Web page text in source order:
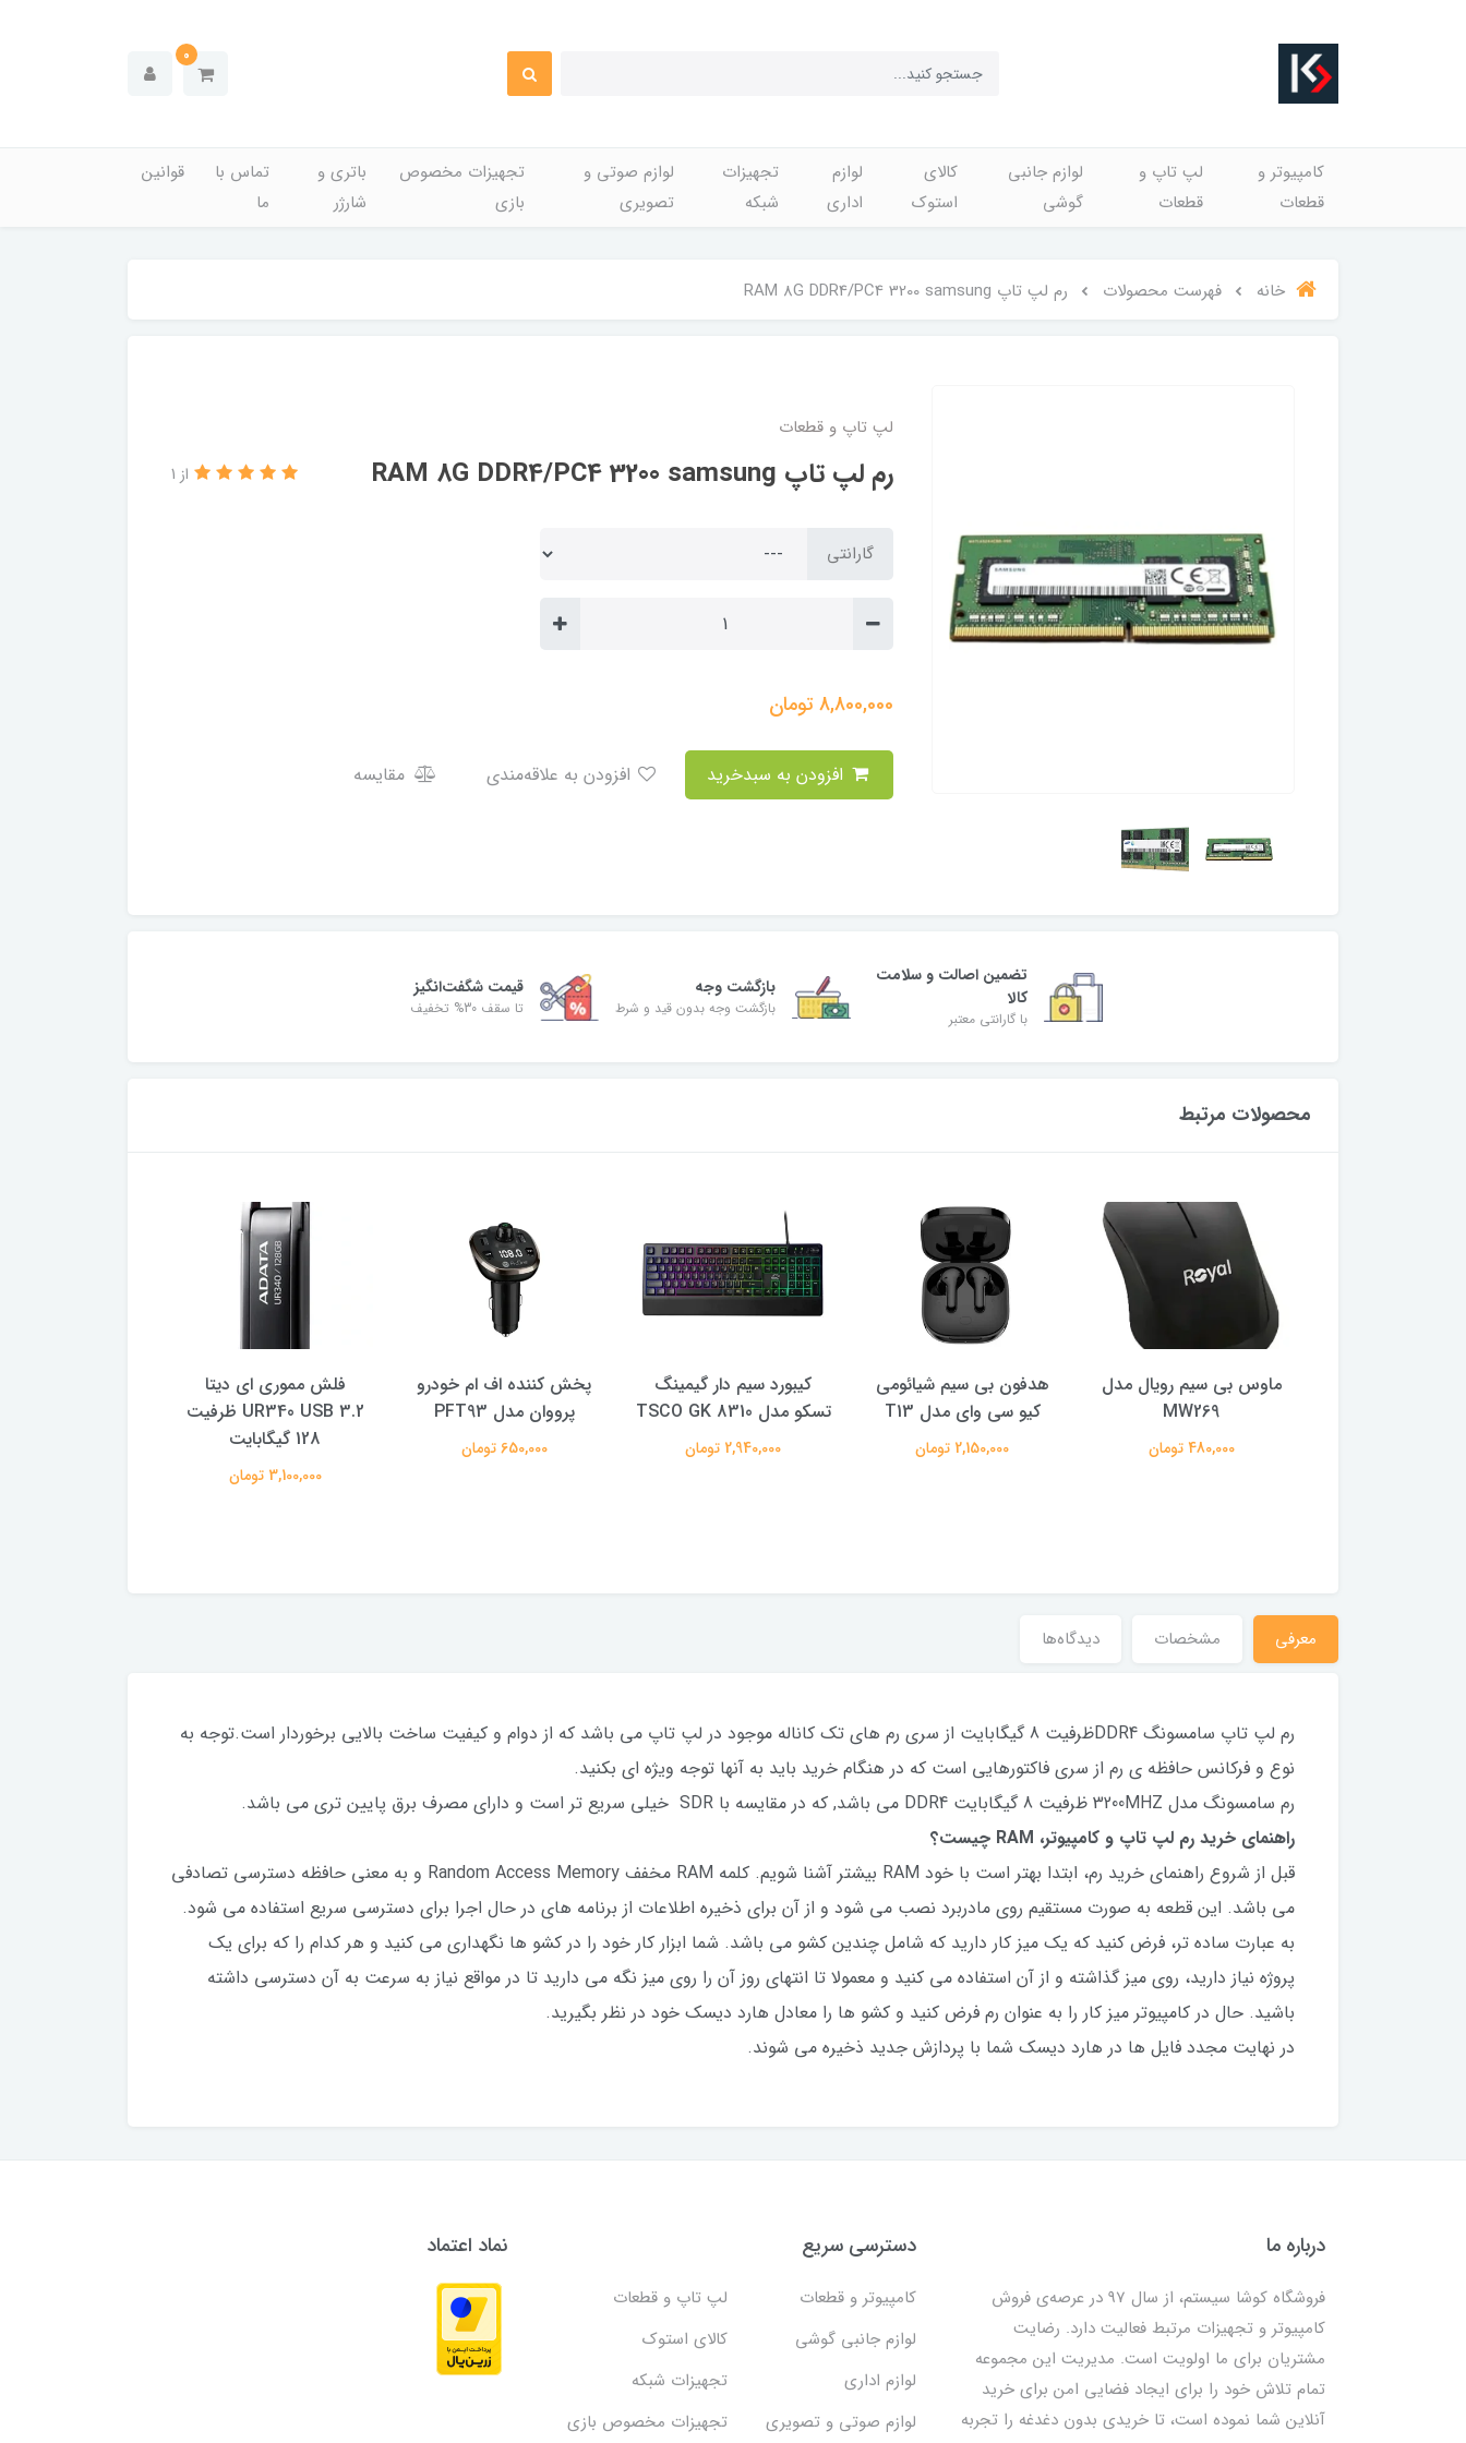
0
کامپیوتر و
قطعات
لپ تاپ و
قطعات
لوازم جانبی
گوشی
کالای
استوک
لوازم
اداری
تجهیزات
شبکه
لوازم صوتی و
تصویری
تجهیزات مخصوص
بازی
باتری و
شارژر
تماس با
ما
قوانین
خانه فهرست محصولات رم لپ تاپ RAM 8G DDR4/PC4 3200 samsung
لپ تاپ و قطعات
رم لپ تاپ RAM 8G DDR4/PC4 3200 samsung از 1
گارانتی
8,800,000تومان
مقایسه
تضمین اصالت و سلامت
کالا
با گارانتی معتبر
بازگشت وجه
بازگشت وجه بدون قید و شرط
قیمت شگفت‌انگیز
تا سقف 30% تخفیف
محصولات مرتبط
ماوس بی سیم رویال مدل
MW269
480,000 تومان
هدفون بی سیم شیائومی
کیو سی وای مدل T13
2,150,000 تومان
کیبورد سیم دار گیمینگ
تسکو مدل TSCO GK 8310
2,940,000 تومان
پخش کننده اف ام خودرو
پرووان مدل PFT93
650,000 تومان
فلش مموری ای دیتا
UR340 USB 3.2 ظرفیت
128 گیگابایت
3,100,000 تومان
معرفی مشخصات دیدگاه‌ها
رم لپ تاپ سامسونگ DDR4ظرفیت 8 گیگابایت از سری رم های تک کاناله موجود در لپ تاپ می باشد که از دوام و کیفیت ساخت بالایی برخوردار است.توجه به
نوع و فرکانس حافظه ی رم از سری فاکتورهایی است که در هنگام خرید باید به آنها توجه ویژه ای بکنید.
رم سامسونگ مدل 3200MHZ ظرفیت 8 گیگابایت DDR4 می باشد, که در مقایسه با SDR خیلی سریع تر است و دارای مصرف برق پایین تری می باشد.
راهنمای خرید رم لپ تاپ و کامپیوتر، RAM چیست؟
قبل از شروع راهنمای خرید رم، ابتدا بهتر است با خود RAM بیشتر آشنا شویم. کلمه RAM مخفف Random Access Memory و به معنی حافظه دسترسی تصادفی
می باشد. این قطعه به صورت مستقیم روی مادربرد نصب می شود و از آن برای ذخیره اطلاعات از برنامه های در حال اجرا برای دسترسی سریع استفاده می شود.
به عبارت ساده تر، فرض کنید که یک میز کار دارید که شامل چندین کشو می باشد. شما ابزار کار خود را در کشو ها نگهداری می کنید و هر کدام را که برای یک
پروژه نیاز دارید، روی میز گذاشته و از آن استفاده می کنید و معمولا تا انتهای روز آن را روی میز نگه می دارید تا در مواقع نیاز به سرعت به آن دسترسی داشته
باشید. حال در کامپیوتر میز کار را به عنوان رم فرض کنید و کشو ها را معادل هارد دیسک خود در نظر بگیرید.
در نهایت مجدد فایل ها در هارد دیسک شما با پردازش جدید ذخیره می شوند.
درباره ما
فروشگاه کوشا سیستم، از سال 97 در عرصه‌ی فروش
کامپیوتر و تجهیزات مرتبط فعالیت دارد. رضایت
مشتریان برای ما اولویت است. مدیریت این مجموعه
تمام تلاش خود را برای ایجاد فضایی امن برای خرید
آنلاین شما نموده است، تا خریدی بدون دغدغه را تجربه
دسترسی سریع
کامپیوتر و قطعات
لپ تاپ و قطعات
لوازم جانبی گوشی
کالای استوک
لوازم اداری
تجهیزات شبکه
لوازم صوتی و تصویری
تجهیزات مخصوص بازی
نماد اعتماد